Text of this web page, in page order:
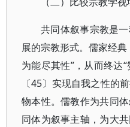
共同体叙事宗教是
展的宗教形式。儒家经
为能尽其性”，从而终达“
〔45〕实现自我之性的
物本性。儒教作为共同
同体为叙事主轴，为大